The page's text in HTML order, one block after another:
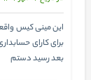
این مینی کیس
بعد رسید دستم